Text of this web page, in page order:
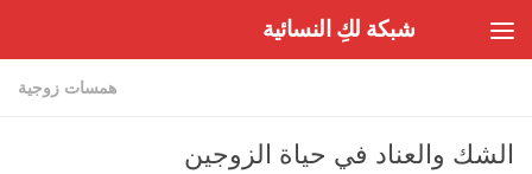
شبكة لكِ النسائية
همسات زوجية
الشك والعناد في حياة الزوجين